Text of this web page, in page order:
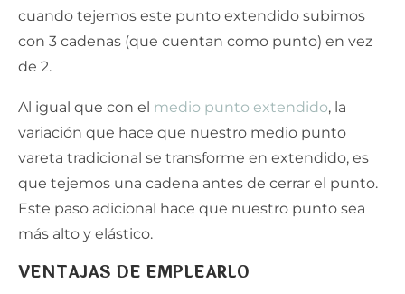
cuando tejemos este punto extendido subimos
con 3 cadenas (que cuentan como punto) en vez
de 2.
Al igual que con el medio punto extendido, la
variación que hace que nuestro medio punto
vareta tradicional se transforme en extendido, es
que tejemos una cadena antes de cerrar el punto.
Este paso adicional hace que nuestro punto sea
más alto y elástico.
VENTAJAS DE EMPLEARLO